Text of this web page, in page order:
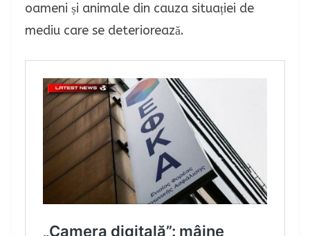
oameni și animale din cauza situației de
mediu care se deteriorează.